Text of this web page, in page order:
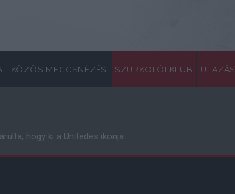
KÖZÖS MECCSNÉZÉS SZURKOLÓI KLUB UTAZÁS
hogy ki a Unitedes ikonja